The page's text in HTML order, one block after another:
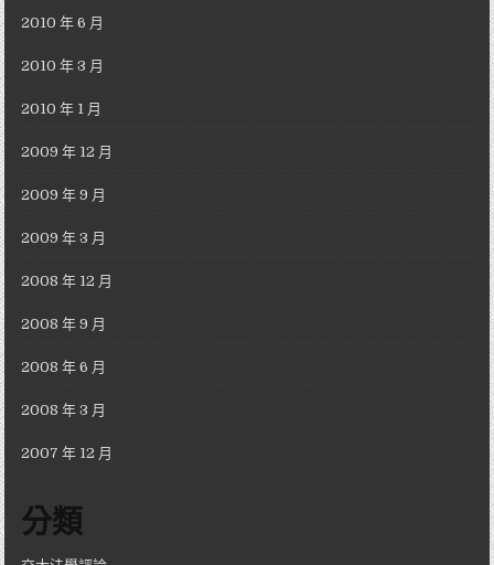
2010 年 6 月
2010 年 3 月
2010 年 1 月
2009 年 12 月
2009 年 9 月
2009 年 3 月
2008 年 12 月
2008 年 9 月
2008 年 6 月
2008 年 3 月
2007 年 12 月
分類